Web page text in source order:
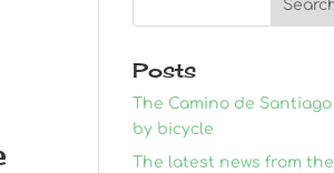
Posts
The Camino de Santiago
by bicycle
The latest news from the